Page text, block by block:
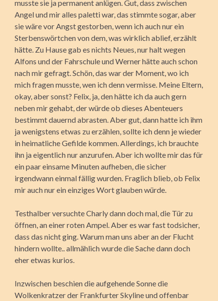
musste sie ja permanent anlügen. Gut, dass zwischen
Angel und mir alles paletti war, das stimmte sogar, aber
sie wäre vor Angst gestorben, wenn ich auch nur ein
Sterbenswörtchen von dem, was wirklich ablief, erzählt
hätte. Zu Hause gab es nichts Neues, nur halt wegen
Alfons und der Fahrschule und Werner hätte auch schon
nach mir gefragt. Schön, das war der Moment, wo ich
mich fragen musste, wen ich denn vermisse. Meine Eltern,
okay, aber sonst? Felix, ja, den hätte ich da auch gern
neben mir gehabt, der würde ob dieses Abenteuers
bestimmt dauernd abrasten. Aber gut, dann hatte ich ihm
ja wenigstens etwas zu erzählen, sollte ich denn je wieder
in heimatliche Gefilde kommen. Allerdings, ich brauchte
ihn ja eigentlich nur anzurufen. Aber ich wollte mir das für
ein paar einsame Minuten aufheben, die sicher
irgendwann einmal fällig wurden. Fraglich blieb, ob Felix
mir auch nur ein einziges Wort glauben würde.
Testhalber versuchte Charly dann doch mal, die Tür zu
öffnen, an einer roten Ampel. Aber es war fast todsicher,
dass das nicht ging. Warum man uns aber an der Flucht
hindern wollte.. allmählich wurde die Sache dann doch
eher etwas kurios.
Inzwischen beschien die aufgehende Sonne die
Wolkenkratzer der Frankfurter Skyline und offenbar